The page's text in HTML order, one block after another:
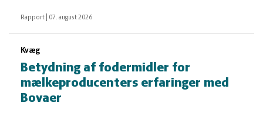
Rapport 07. august 2026
Kvæg
Betydning af fodermidler for
mælkeproducenters erfaringer med
Bovaer